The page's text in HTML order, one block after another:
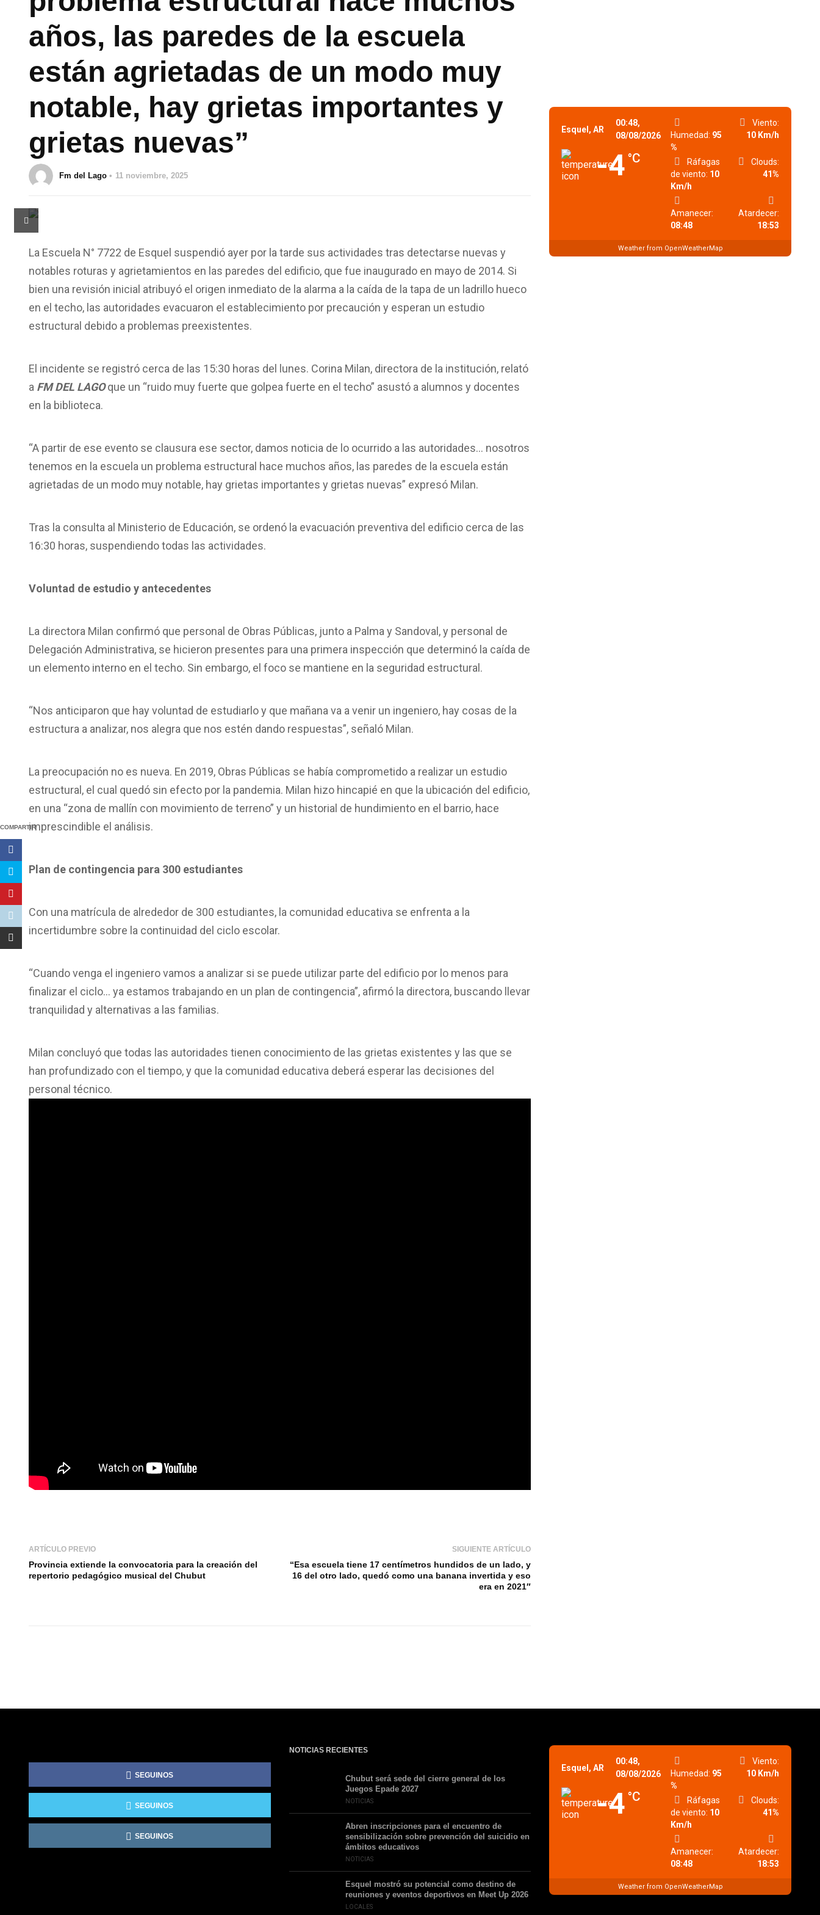
años, las paredes de la escuela
están agrietadas de un modo muy
notable, hay grietas importantes y
grietas nuevas”
Fm del Lago 11 noviembre, 2025
COMPARTIR
La Escuela N° 7722 de Esquel suspendió ayer por la tarde sus actividades tras detectarse nuevas y
notables roturas y agrietamientos en las paredes del edificio, que fue inaugurado en mayo de 2014. Si
bien una revisión inicial atribuyó el origen inmediato de la alarma a la caída de la tapa de un ladrillo hueco
en el techo, las autoridades evacuaron el establecimiento por precaución y esperan un estudio
estructural debido a problemas preexistentes.
El incidente se registró cerca de las 15:30 horas del lunes. Corina Milan, directora de la institución, relató
a FM DEL LAGOque un “ruido muy fuerte que golpea fuerte en el techo” asustó a alumnos y docentes
en la biblioteca.
“A partir de ese evento se clausura ese sector, damos noticia de lo ocurrido a las autoridades… nosotros
tenemos en la escuela un problema estructural hace muchos años, las paredes de la escuela están
agrietadas de un modo muy notable, hay grietas importantes y grietas nuevas” expresó Milan.
Tras la consulta al Ministerio de Educación, se ordenó la evacuación preventiva del edificio cerca de las
16:30 horas, suspendiendo todas las actividades.
Voluntad de estudio y antecedentes
La directora Milan confirmó que personal de Obras Públicas, junto a Palma y Sandoval, y personal de
Delegación Administrativa, se hicieron presentes para una primera inspección que determinó la caída de
un elemento interno en el techo. Sin embargo, el foco se mantiene en la seguridad estructural.
“Nos anticiparon que hay voluntad de estudiarlo y que mañana va a venir un ingeniero, hay cosas de la
estructura a analizar, nos alegra que nos estén dando respuestas”, señaló Milan.
La preocupación no es nueva. En 2019, Obras Públicas se había comprometido a realizar un estudio
estructural, el cual quedó sin efecto por la pandemia. Milan hizo hincapié en que la ubicación del edificio,
en una “zona de mallín con movimiento de terreno” y un historial de hundimiento en el barrio, hace
imprescindible el análisis.
Plan de contingencia para 300 estudiantes
Con una matrícula de alrededor de 300 estudiantes, la comunidad educativa se enfrenta a la
incertidumbre sobre la continuidad del ciclo escolar.
“Cuando venga el ingeniero vamos a analizar si se puede utilizar parte del edificio por lo menos para
finalizar el ciclo… ya estamos trabajando en un plan de contingencia”, afirmó la directora, buscando llevar
tranquilidad y alternativas a las familias.
Milan concluyó que todas las autoridades tienen conocimiento de las grietas existentes y las que se
han profundizado con el tiempo, y que la comunidad educativa deberá esperar las decisiones del
personal técnico.
ARTÍCULO PREVIO
Provincia extiende la convocatoria para la creación del
repertorio pedagógico musical del Chubut
SIGUIENTE ARTÍCULO
“Esa escuela tiene 17 centímetros hundidos de un lado, y
16 del otro lado, quedó como una banana invertida y eso
era en 2021″
Esquel, AR
00:48,
08/08/2026
-4 °C
Humedad: 95
%
Viento:
10 Km/h
Ráfagas
de viento: 10
Km/h
Clouds:
41%
Amanecer:
08:48
Atardecer:
18:53
Weather from OpenWeatherMap
SEGUINOS
SEGUINOS
SEGUINOS
NOTICIAS RECIENTES
Chubut será sede del cierre general de los
Juegos Epade 2027
NOTICIAS
Abren inscripciones para el encuentro de
sensibilización sobre prevención del suicidio en
ámbitos educativos
NOTICIAS
Esquel mostró su potencial como destino de
reuniones y eventos deportivos en Meet Up 2026
LOCALES
Esquel, AR
00:48,
08/08/2026
-4 °C
Humedad: 95
%
Viento:
10 Km/h
Ráfagas
de viento: 10
Km/h
Clouds:
41%
Amanecer:
08:48
Atardecer:
18:53
Weather from OpenWeatherMap